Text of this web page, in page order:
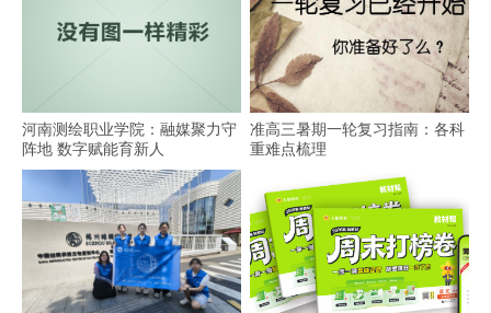
河南测绘职业学院：融媒聚力守
阵地 数字赋能育新人
准高三暑期一轮复习指南：各科
重难点梳理